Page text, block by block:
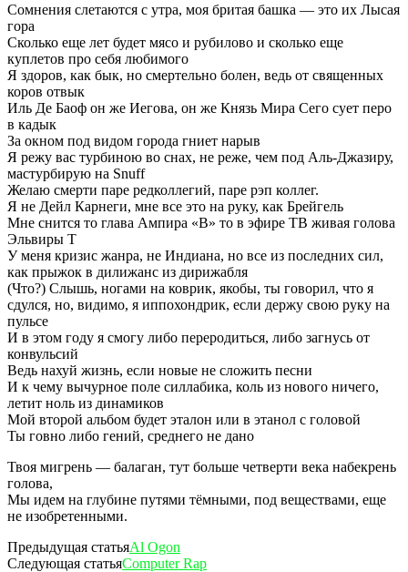
Сомнения слетаются с утра, моя бритая башка — это их Лысая
гора
Сколько еще лет будет мясо и рубилово и сколько еще
куплетов про себя любимого
Я здоров, как бык, но смертельно болен, ведь от священных
коров отвык
Иль Де Баоф он же Иегова, он же Князь Мира Сего сует перо
в кадык
За окном под видом города гниет нарыв
Я режу вас турбиною во снах, не реже, чем под Аль-Джазиру,
мастурбирую на Snuff
Желаю смерти паре редколлегий, паре рэп коллег.
Я не Дейл Карнеги, мне все это на руку, как Брейгель
Мне снится то глава Ампира «В» то в эфире ТВ живая голова
Эльвиры Т
У меня кризис жанра, не Индиана, но все из последних сил,
как прыжок в дилижанс из дирижабля
(Что?) Слышь, ногами на коврик, якобы, ты говорил, что я
сдулся, но, видимо, я иппохондрик, если держу свою руку на
пульсе
И в этом году я смогу либо переродиться, либо загнусь от
конвульсий
Ведь нахуй жизнь, если новые не сложить песни
И к чему вычурное поле силлабика, коль из нового ничего,
летит ноль из динамиков
Мой второй альбом будет эталон или в этанол с головой
Ты говно либо гений, среднего не дано
Твоя мигрень — балаган, тут больше четверти века набекрень
голова,
Мы идем на глубине путями тёмными, под веществами, еще
не изобретенными.
Предыдущая статьяAl Ogon
Следующая статьяComputer Rap